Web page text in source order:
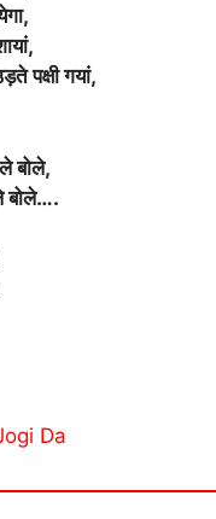
पक्षी गयां,
बोले,
बोले….
Da